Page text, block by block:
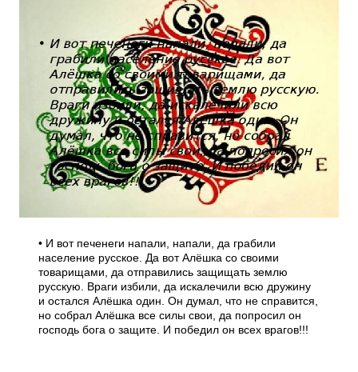
• И вот печенеги напали, напали, да грабили
население русское. Да вот Алёшка со своими
товарищами, да отправились защищать землю
русскую. Враги избили, да искалечили всю дружину
и остался Алёшка один. Он думал, что не справится,
но собрал Алёшка все силы свои, да попросил он
господь бога о защите. И победил он всех врагов!!!